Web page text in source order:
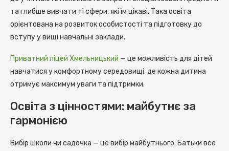
та глибше вивчати ті сфери, які їм цікаві. Така освіта
орієнтована на розвиток особистості та підготовку до
вступу у вищі навчальні заклади.
Приватний ліцей Хмельницький — це можливість для дітей
навчатися у комфортному середовищі, де кожна дитина
отримує максимум уваги та підтримки.
Освіта з цінностями: майбутнє за
гармонією
Вибір школи чи садочка — це вибір майбутнього. Батьки все